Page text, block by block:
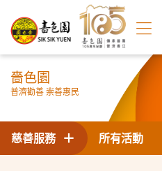
嗇色園
普濟勸善 崇善惠民
所有活動
慈善服務